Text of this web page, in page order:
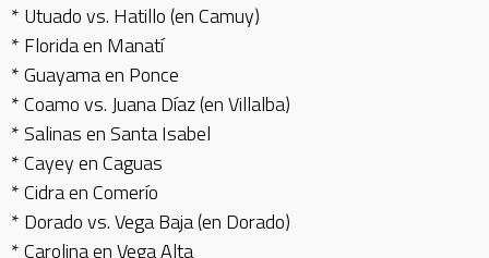
* Utuado vs. Hatillo (en Camuy)
* Florida en Manatí
* Guayama en Ponce
* Coamo vs. Juana Díaz (en Villalba)
* Salinas en Santa Isabel
* Cayey en Caguas
* Cidra en Comerío
* Dorado vs. Vega Baja (en Dorado)
* Carolina en Vega Alta